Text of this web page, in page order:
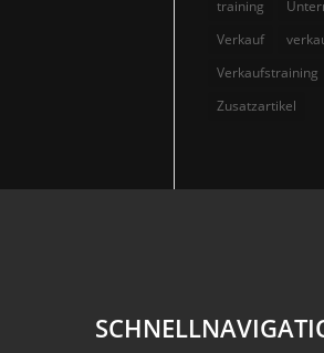
training
Verkauf
Verkaufstraining
Zusatzartikel